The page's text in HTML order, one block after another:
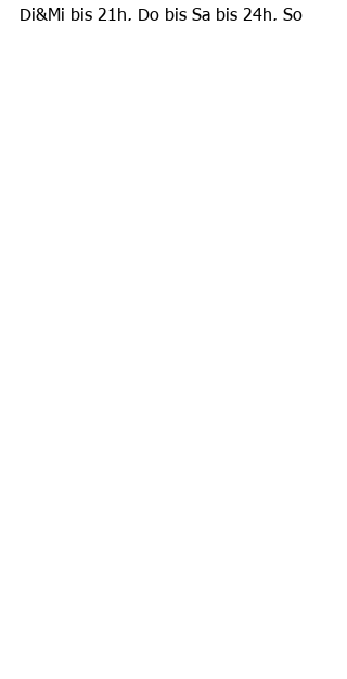
Di&Mi bis 21h, Do bis Sa bis 24h, So